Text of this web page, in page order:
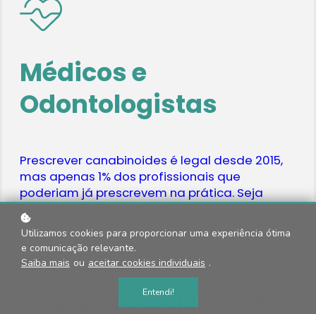
Médicos e
Odontologistas
Prescrever canabinoides é legal desde 2015,
mas apenas 1% dos profissionais que
poderiam já prescrevem na prática. Seja
pioneiro e se diferencie!
Cannabis Medicinal do Zero 2026
Utilizamos cookies para proporcionar uma experiência ótima
e comunicação relevante.
Saiba mais ou aceitar cookies individuais .
Entendi!